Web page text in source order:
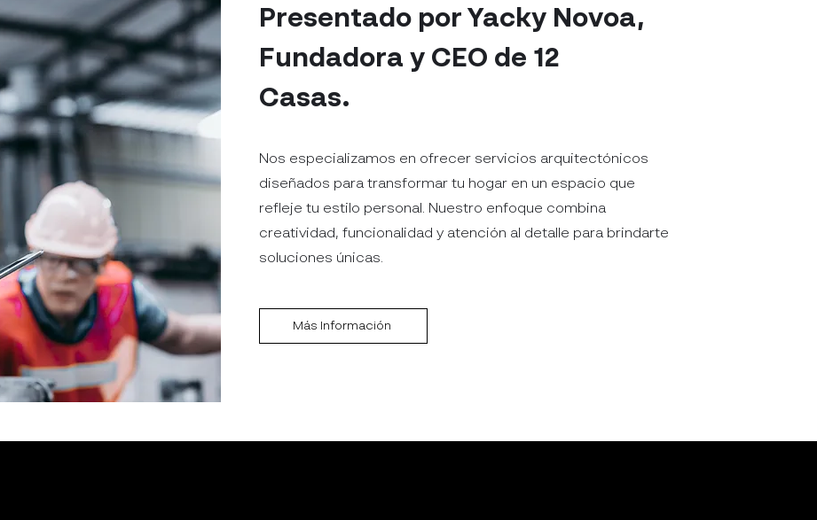
Presentado por Yacky Novoa,
Fundadora y CEO de 12
Casas.
Nos especializamos en ofrecer servicios arquitectónicos
diseñados para transformar tu hogar en un espacio que
refleje tu estilo personal. Nuestro enfoque combina
creatividad, funcionalidad y atención al detalle para brindarte
soluciones únicas.
Más Información